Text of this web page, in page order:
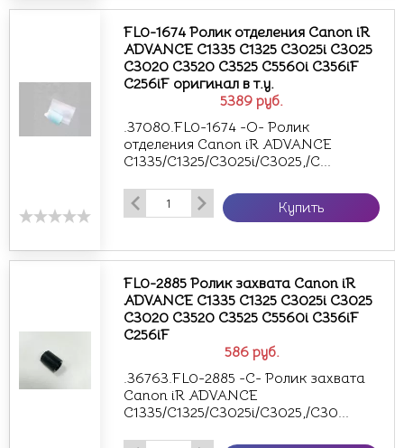
5389 руб.
FL0-1674 Ролик отделения Canon iR
ADVANCE C1335 C1325 C3025i C3025
C3020 C3520 C3525 C5560i C356iF
C256iF оригинал в т.у.
.37080.FL0-1674 -O- Ролик
отделения Canon iR ADVANCE
C1335/C1325/C3025i/C3025,/C...
Купить
586 руб.
FL0-2885 Ролик захвата Canon iR
ADVANCE C1335 C1325 C3025i C3025
C3020 C3520 C3525 C5560i C356iF
C256iF
.36763.FL0-2885 -С- Ролик захвата
Canon iR ADVANCE
C1335/C1325/C3025i/C3025,/C30...